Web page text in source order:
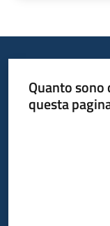
Programmi
Quanto
questa